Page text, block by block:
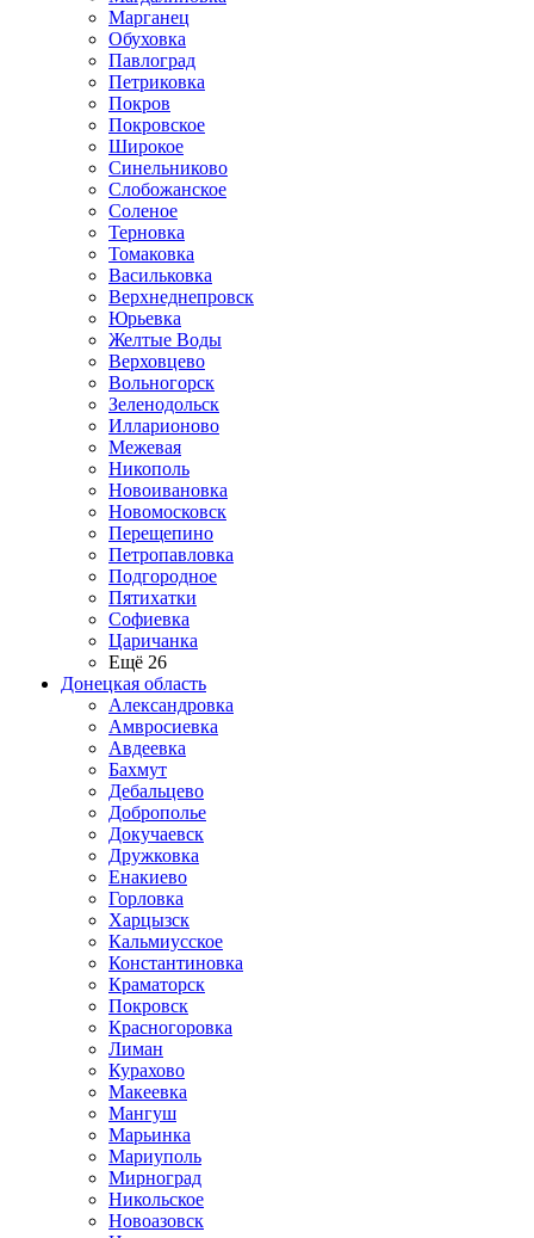
Марганец
Обуховка
Павлоград
Петриковка
Покров
Покровское
Широкое
Синельниково
Слобожанское
Соленое
Терновка
Томаковка
Васильковка
Верхнеднепровск
Юрьевка
Желтые Воды
Верховцево
Вольногорск
Зеленодольск
Илларионово
Межевая
Никополь
Новоивановка
Новомосковск
Перещепино
Петропавловка
Подгородное
Пятихатки
Софиевка
Царичанка
Ещё 26
Донецкая область
Александровка
Амвросиевка
Авдеевка
Бахмут
Дебальцево
Доброполье
Докучаевск
Дружковка
Енакиево
Горловка
Харцызск
Кальмиусское
Константиновка
Краматорск
Покровск
Красногоровка
Лиман
Курахово
Макеевка
Мангуш
Марьинка
Мариуполь
Мирноград
Никольское
Новоазовск